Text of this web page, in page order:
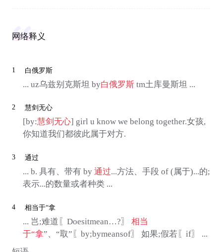
网络释义
1 白俄罗斯
... uz乌兹别克斯坦 by白俄罗斯tm土库曼斯坦 ...
2 慧剑无心
[by:慧剑无心] girl u know we belong together.女孩,
你知道我们都彼此属于对方.
3 通过
... b. 具有、带有 by 通过...方法、手段 of (属于)...的;
表示...的数量或者种类 ...
4 相当于“拿
... 岂;难道〖Doesitmean…?〗 相当
于“拿”、“取”〖by;bymeansof〗 如果;假若〖if〗 ...